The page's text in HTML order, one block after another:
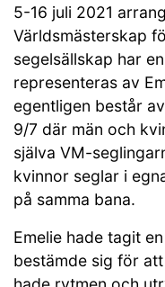
5-16 juli 2021
Världsmästerskap
segelsällskap har
representeras av
egentligen består
9/7 där män och
själva VM-
kvinnor seglar i
på samma bana.
Emelie hade tagit
bestämde sig för